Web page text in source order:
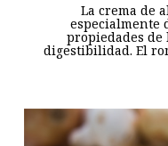
La crema de
especialmente
propiedades de
digestibilidad. El